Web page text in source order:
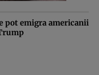
pot emigra americanii